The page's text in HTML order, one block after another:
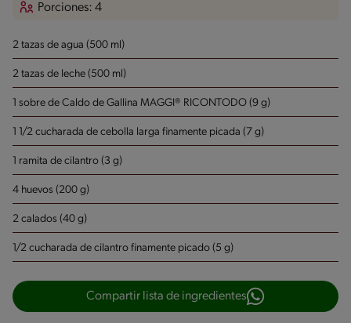
Porciones: 4
2 tazas de agua (500 ml)
2 tazas de leche (500 ml)
1 sobre de Caldo de Gallina MAGGI® RICONTODO (9 g)
1 1/2 cucharada de cebolla larga finamente picada (7 g)
1 ramita de cilantro (3 g)
4 huevos (200 g)
2 calados (40 g)
1/2 cucharada de cilantro finamente picado (5 g)
Compartir lista de ingredientes